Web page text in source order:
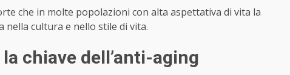
che in molte popolazioni con alta aspettativa di vita la
nella cultura e nello stile di vita.
chiave dell’anti-aging